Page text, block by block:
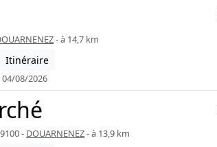
- à 14,7 km
Itinéraire
08/2026
- DOUARNENEZ- à 13,9 km